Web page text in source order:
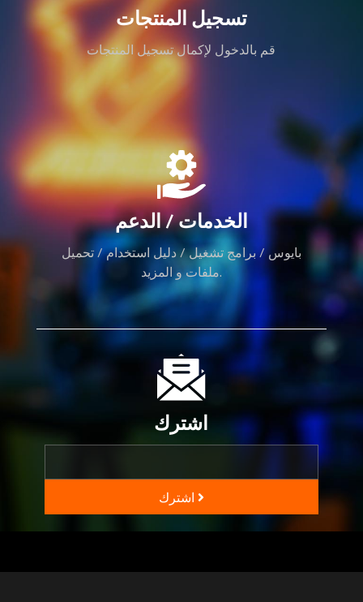
تسجيل المنتجات
قم بالدخول لإكمال تسجيل المنتجات
الخدمات / الدعم
بايوس / برامج تشغيل / دليل استخدام / تحميل
ملفات و المزيد.
اشترك